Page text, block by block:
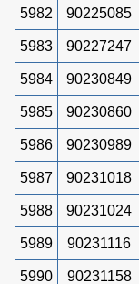
5982 90225085
5983 90227247
5984 90230849
5985 90230860
5986 90230989
5987 90231018
5988 90231024
5989 90231116
5990 90231158